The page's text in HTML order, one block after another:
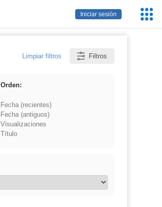
Iniciar sesión
Limpiar filtros Filtros
Orden:
Fecha (recientes)
Fecha (antiguos)
Visualizaciones
Título